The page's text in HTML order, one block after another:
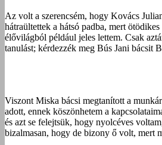
Az volt a szerencsém, hogy Kovács
hátraültettek a hátsó padba, mert
élővilágból például jeles lettem. Csak
tanulást; kérdezzék meg Bús Jani bácsit
Viszont Miska bácsi megtanított a
adott, ennek köszönhetem a
és azt se felejtsük, hogy nyolcéves
bizalmasan, hogy de bizony ő volt, mert